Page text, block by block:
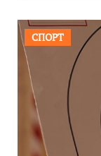
СПОРТ